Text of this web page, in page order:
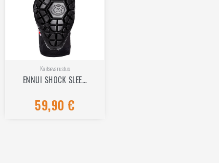
Kaitsevarustus
ENNUI SHOCK SLEE…
59,90 €